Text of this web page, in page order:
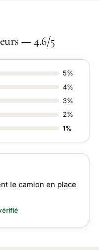
— 4.6/5
5%
4%
3%
2%
1%
le camion en place